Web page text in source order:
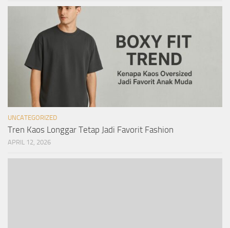
UNCATEGORIZED
Tren Kaos Longgar Tetap Jadi Favorit Fashion
APRIL 12, 2026